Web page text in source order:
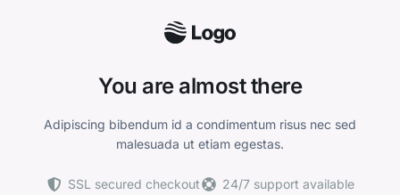
You are almost there
Adipiscing bibendum id a condimentum risus nec sed
malesuada ut etiam egestas.
SSL secured checkout
24/7 support available